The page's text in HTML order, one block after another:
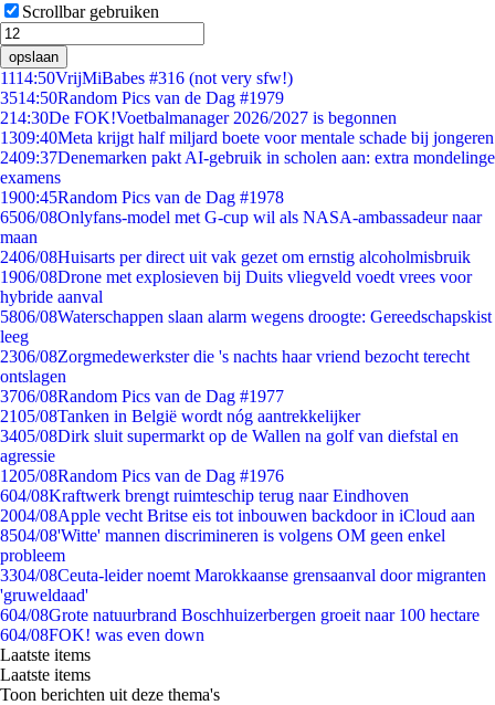
Scrollbar gebruiken
opslaan
1114:50VrijMiBabes #316 (not very sfw!)
3514:50Random Pics van de Dag #1979
214:30De FOK!Voetbalmanager 2026/2027 is begonnen
1309:40Meta krijgt half miljard boete voor mentale schade bij jongeren
2409:37Denemarken pakt AI-gebruik in scholen aan: extra mondelinge
examens
1900:45Random Pics van de Dag #1978
6506/08Onlyfans-model met G-cup wil als NASA-ambassadeur naar
maan
2406/08Huisarts per direct uit vak gezet om ernstig alcoholmisbruik
1906/08Drone met explosieven bij Duits vliegveld voedt vrees voor
hybride aanval
5806/08Waterschappen slaan alarm wegens droogte: Gereedschapskist
leeg
2306/08Zorgmedewerkster die 's nachts haar vriend bezocht terecht
ontslagen
3706/08Random Pics van de Dag #1977
2105/08Tanken in België wordt nóg aantrekkelijker
3405/08Dirk sluit supermarkt op de Wallen na golf van diefstal en
agressie
1205/08Random Pics van de Dag #1976
604/08Kraftwerk brengt ruimteschip terug naar Eindhoven
2004/08Apple vecht Britse eis tot inbouwen backdoor in iCloud aan
8504/08'Witte' mannen discrimineren is volgens OM geen enkel
probleem
3304/08Ceuta-leider noemt Marokkaanse grensaanval door migranten
'gruweldaad'
604/08Grote natuurbrand Boschhuizerbergen groeit naar 100 hectare
604/08FOK! was even down
Laatste items
Laatste items
Toon berichten uit deze thema's